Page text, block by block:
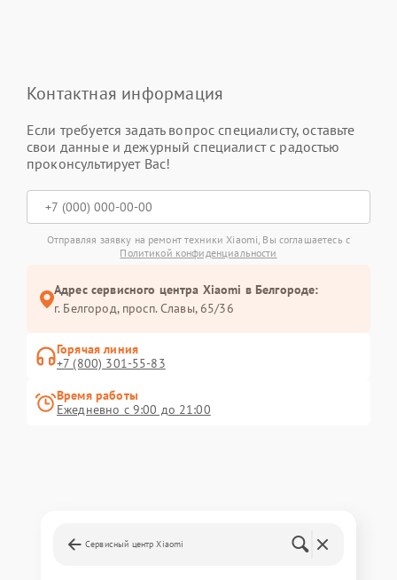
Контактная информация
Если требуется задать вопрос специалисту, оставьте
свои данные и дежурный специалист с радостью
проконсультирует Вас!
Отправляя заявку на ремонт техники Xiaomi, Вы соглашаетесь с
Политикой конфиденциальности
Адрес сервисного центра Xiaomi в Белгороде:
г. Белгород, просп. Славы, 65/36
Горячая линия
+7 (800) 301-55-83
Время работы
Ежедневно с 9:00 до 21:00
Сервисный центр Xiaomi